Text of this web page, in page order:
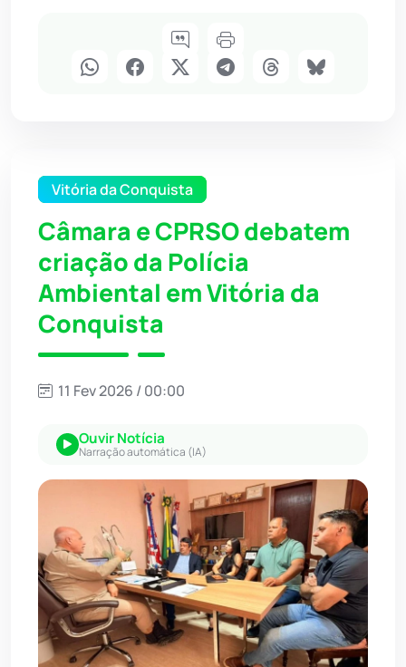
Vitória da Conquista
Câmara e CPRSO debatem
criação da Polícia
Ambiental em Vitória da
Conquista
11 Fev 2026 / 00:00
Ouvir Notícia
Narração automática (IA)